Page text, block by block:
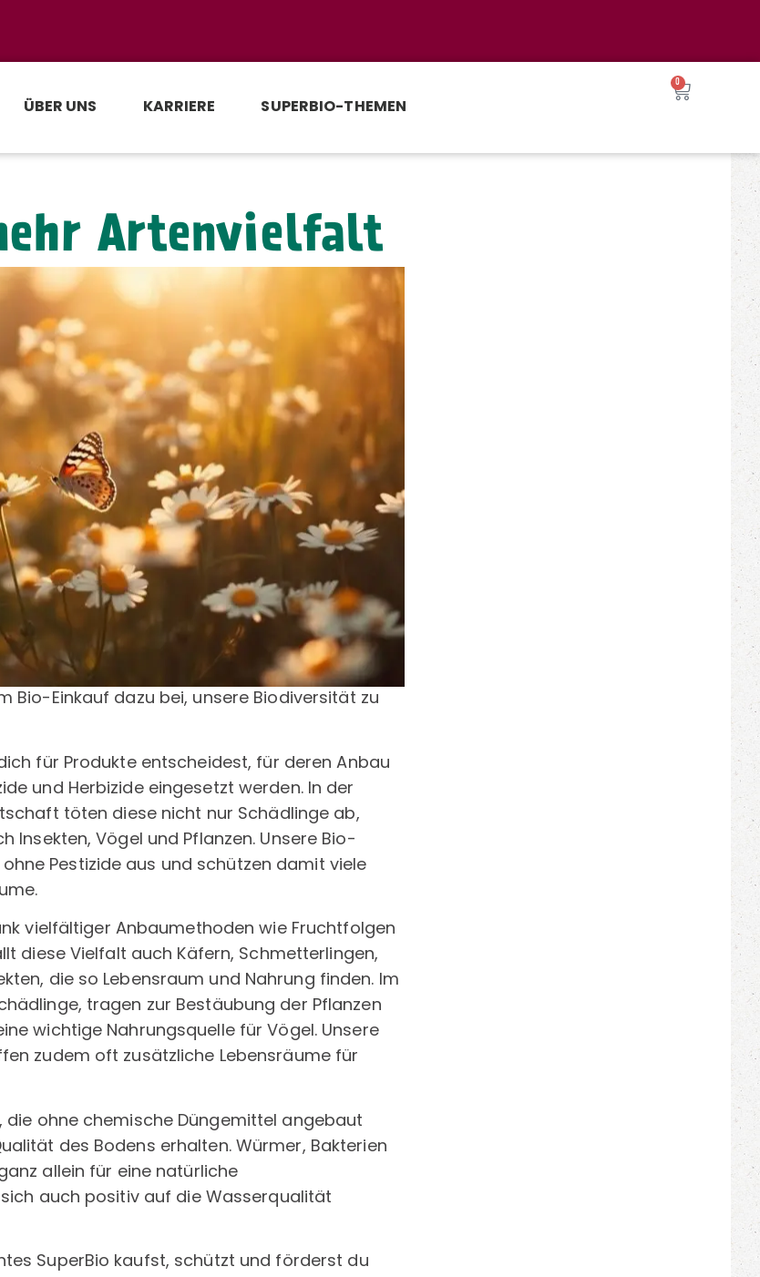
ÜBER UNS KARRIERE SUPERBIO-THEMEN
0
Artenvielfalt
Bio-Einkauf dazu bei, unsere Biodiversität zu
für Produkte entscheidest, für deren Anbau
und Herbizide eingesetzt werden. In der
töten diese nicht nur Schädlinge ab,
Insekten, Vögel und Pflanzen. Unsere Bio-
Pestizide aus und schützen damit viele
vielfältiger Anbaumethoden wie Fruchtfolgen
diese Vielfalt auch Käfern, Schmetterlingen,
die so Lebensraum und Nahrung finden. Im
tragen zur Bestäubung der Pflanzen
wichtige Nahrungsquelle für Vögel. Unsere
zudem oft zusätzliche Lebensräume für
die ohne chemische Düngemittel angebaut
des Bodens erhalten. Würmer, Bakterien
allein für eine natürliche
auch positiv auf die Wasserqualität
SuperBio kaufst, schützt und förderst du